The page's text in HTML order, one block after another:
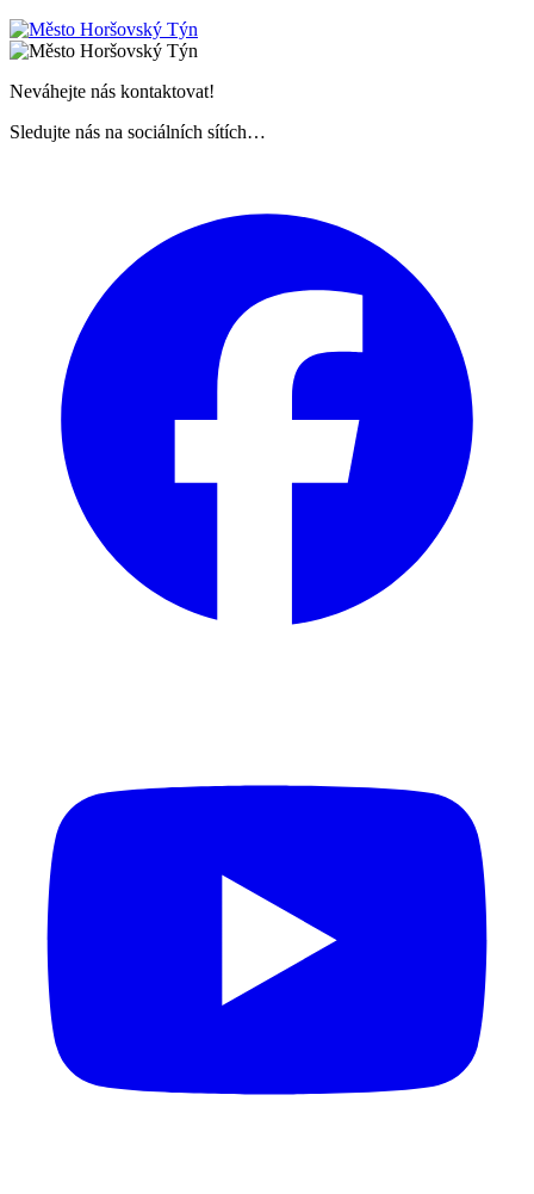
Neváhejte nás kontaktovat!
Sledujte nás na sociálních sítích…